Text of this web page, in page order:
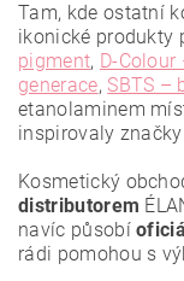
Tam, kde ostatní
ikonické produkty
pigment, D-
generace, SBTS –
etanolaminem
inspirovaly
Kosmetický
distributorem
navíc působí
rádi pomohou s